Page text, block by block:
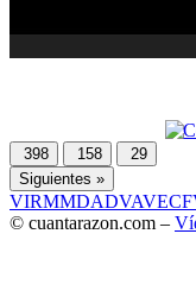
398 158
29
Siguientes »
VIRMMDADVAVECF
© cuantarazon.com –